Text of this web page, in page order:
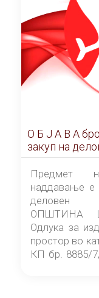
О Б Ј А В А
закуп на
Предмет
наддавање е
деловен
ОПШТИНА
Одлука за
простор во
КП бр. 8885/